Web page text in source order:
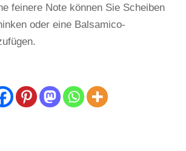
feinere Note können Sie Scheiben
oder eine Balsamico-